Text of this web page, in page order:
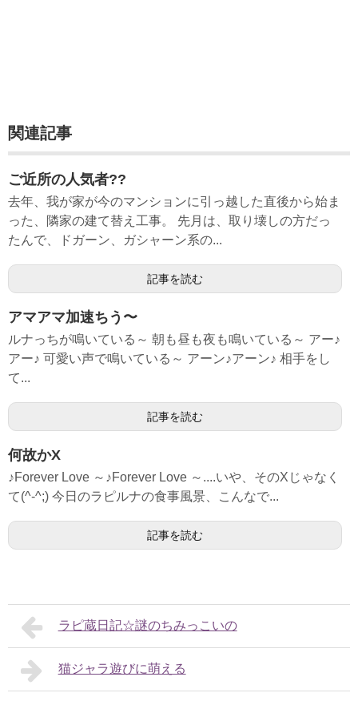
関連記事
ご近所の人気者??
去年、我が家が今のマンションに引っ越した直後から始ま
った、隣家の建て替え工事。 先月は、取り壊しの方だっ
たんで、ドガーン、ガシャーン系の...
記事を読む
アマアマ加速ちう〜
ルナっちが鳴いている～ 朝も昼も夜も鳴いている～ アー♪
アー♪ 可愛い声で鳴いている～ アーン♪アーン♪ 相手をし
て...
記事を読む
何故かX
♪Forever Love ～♪Forever Love ～....いや、そのXじゃなく
て(^-^;) 今日のラピルナの食事風景、こんなで...
記事を読む
ラピ蔵日記☆謎のちみっこいの
猫ジャラ遊びに萌える